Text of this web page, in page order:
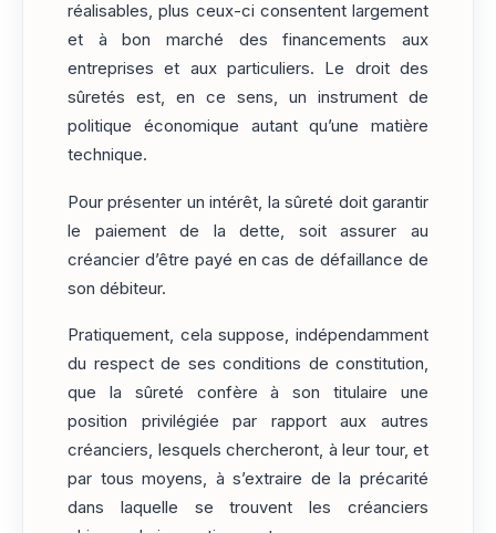
réalisables, plus ceux-ci consentent largement
et à bon marché des financements aux
entreprises et aux particuliers. Le droit des
sûretés est, en ce sens, un instrument de
politique économique autant qu’une matière
technique.
Pour présenter un intérêt, la sûreté doit garantir
le paiement de la dette, soit assurer au
créancier d’être payé en cas de défaillance de
son débiteur.
Pratiquement, cela suppose, indépendamment
du respect de ses conditions de constitution,
que la sûreté confère à son titulaire une
position privilégiée par rapport aux autres
créanciers, lesquels chercheront, à leur tour, et
par tous moyens, à s’extraire de la précarité
dans laquelle se trouvent les créanciers